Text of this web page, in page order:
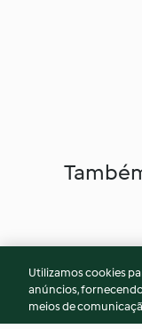
Utilizamos cookies
anúncios,
meios de